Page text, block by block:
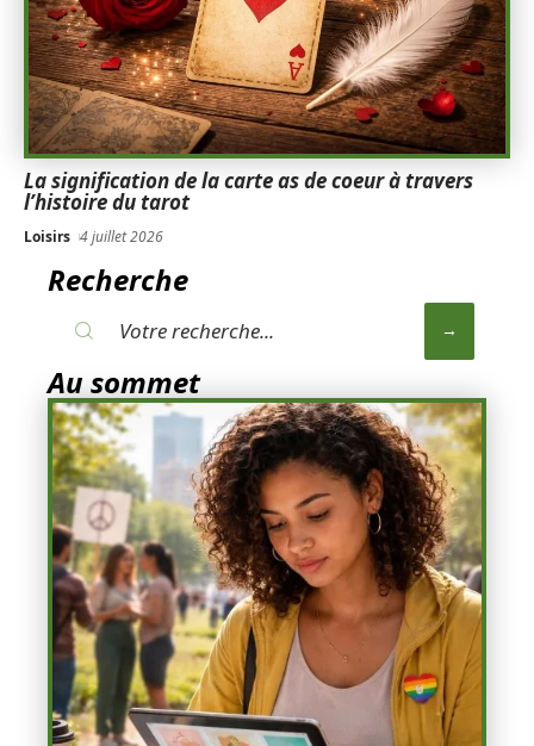
La signification de la carte as de coeur à travers
l’histoire du tarot
Loisirs 4 juillet 2026
Recherche
Au sommet